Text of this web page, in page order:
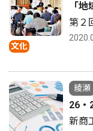
文化
「
第２
綾瀬
26・
新商